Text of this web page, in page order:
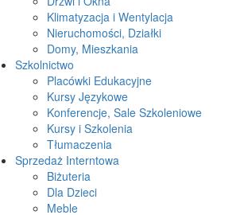
Klimatyzacja i Wentylacja
Nieruchomości, Działki
Domy, Mieszkania
Szkolnictwo
Placówki Edukacyjne
Kursy Językowe
Konferencje, Sale Szkoleniowe
Kursy i Szkolenia
Tłumaczenia
Sprzedaż Interntowa
Biżuteria
Dla Dzieci
Meble